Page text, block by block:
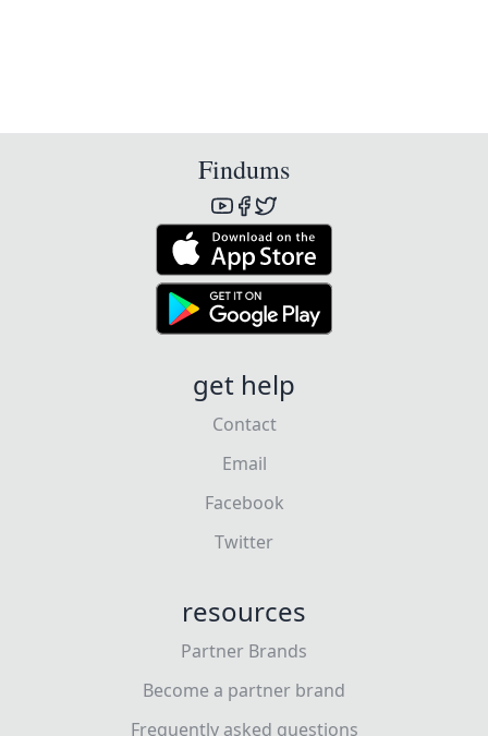
Findums
get help
Contact
Email
Facebook
Twitter
resources
Partner Brands
Become a partner brand
Frequently asked questions